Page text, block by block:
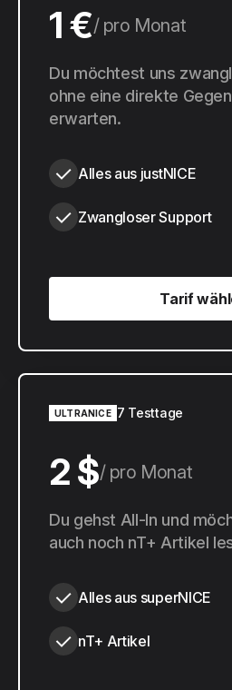
1 € pro Monat
10 € pro Jahr
Du möchtest uns
ohne eine direkte
erwarten.
Alles aus justNICE
Zwangloser Support
Tarif
Tarif
ULTRANICE 7 Testtage
2 $ pro Monat
20 $ pro Jahr
Du gehst All-In und
auch noch nT+ Artikel
Alles aus superNICE
nT+ Artikel